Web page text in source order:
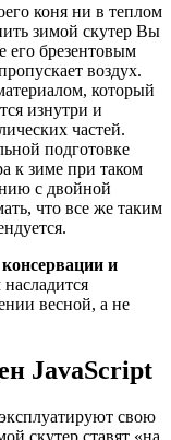
коня ни в теплом
зимой скутер Вы
его брезентовым
воздух.
который
изнутри и
частей.
подготовке
к зиме при таком
с двойной
что все же таким
консервации и
весной, а не
JavaScript
свою
скутер ставят «на